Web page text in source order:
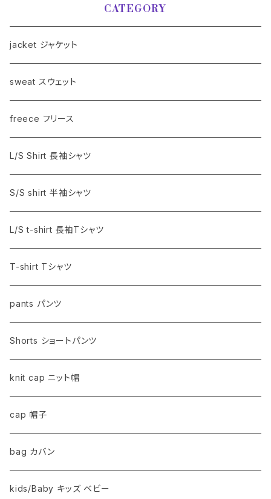
CATEGORY
jacket ジャケット
sweat スウェット
freece フリース
L/S Shirt 長袖シャツ
S/S shirt 半袖シャツ
L/S t-shirt 長袖Tシャツ
T-shirt Tシャツ
pants パンツ
Shorts ショートパンツ
knit cap ニット帽
cap 帽子
bag カバン
kids/Baby キッズ ベビー